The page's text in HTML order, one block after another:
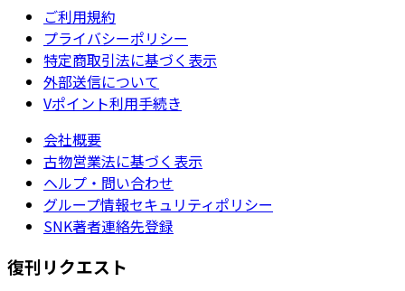
ご利用規約
プライバシーポリシー
特定商取引法に基づく表示
外部送信について
Vポイント利用手続き
会社概要
古物営業法に基づく表示
ヘルプ・問い合わせ
グループ情報セキュリティポリシー
SNK著者連絡先登録
復刊リクエスト